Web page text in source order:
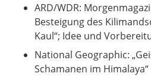
ARD/WDR:
Besteigung des
Kaul“; Idee und
National Geographic:
Schamanen im Himalaya“